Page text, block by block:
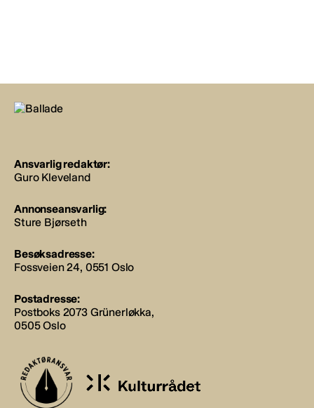
Ansvarlig redaktør:
Guro Kleveland
Annonseansvarlig:
Sture Bjørseth
Besøksadresse:
Fossveien 24, 0551 Oslo
Postadresse:
Postboks 2073 Grünerløkka,
0505 Oslo